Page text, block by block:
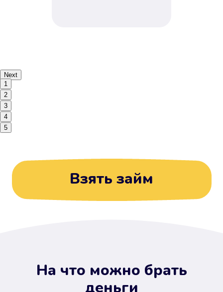
Next
1
2
3
4
5
Взять займ
На что можно брать
деньги